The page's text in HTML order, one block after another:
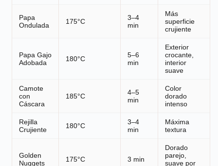
Papa
Ondulada
175°C
3–4
min
Más
superficie
crujiente
Papa Gajo
Adobada
180°C
5–6
min
Exterior
crocante,
interior
suave
Camote
con
Cáscara
185°C
4–5
min
Color
dorado
intenso
Rejilla
Crujiente
180°C
3–4
min
Máxima
textura
Golden
Nuggets
175°C 3 min
Dorado
parejo,
suave por